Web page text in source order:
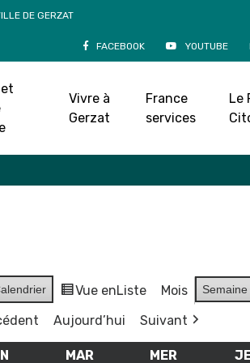
DE GERZAT
FACEBOOK YOUTUBE
Vivre à
Gerzat
France
services
Le
Accueil
Vue enListe Mois Semaine
Aujourd’hui Suivant
MARMARDI MER MERCREDI